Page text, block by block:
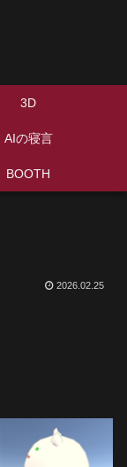
3D
AIの寝言
BOOTH
2026.02.25